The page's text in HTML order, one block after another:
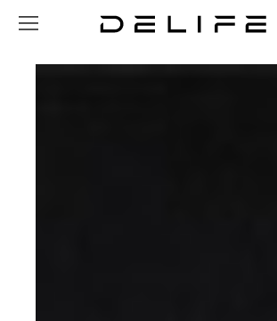
Преминете към основното съдържание